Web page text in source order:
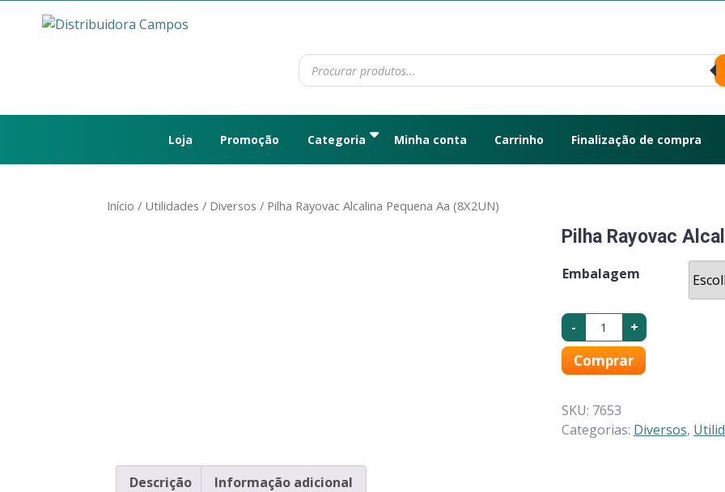
Loja Promoção Categoria Minha conta Carrinho Finalização de compra
Início / Utilidades / Diversos / Pilha Rayovac Alcalina Pequena Aa (8X2UN)
Pilha Rayovac
Embalagem
- +
Comprar
SKU: 7653
Categorias: Diversos,
Descrição Informação adicional